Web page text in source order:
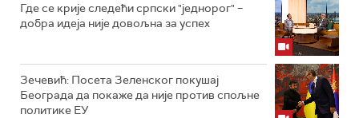
Где се крије следећи српски "једнорог" –
добра идеја није довољна за успех
Зечевић: Посета Зеленског покушај
Београда да покаже да није против спољне
политике ЕУ